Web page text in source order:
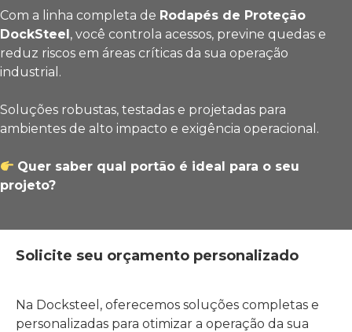
Com a linha completa de Rodapés de Proteção
DockSteel, você controla acessos, previne quedas e
reduz riscos em áreas críticas da sua operação
industrial.
Soluções robustas, testadas e projetadas para
ambientes de alto impacto e exigência operacional.
Quer saber qual portão é ideal para o seu
projeto?
Solicite seu orçamento personalizado
Na Docksteel, oferecemos soluções completas e
personalizadas para otimizar a operação da sua